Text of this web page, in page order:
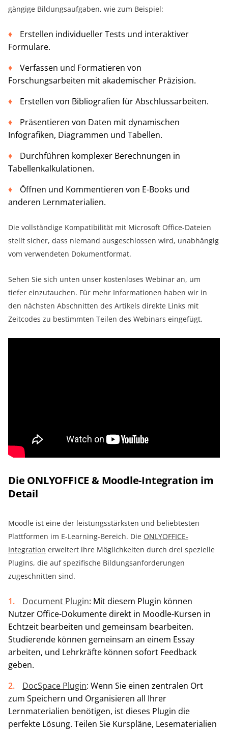
gängige Bildungsaufgaben, wie zum Beispiel:
Erstellen individueller Tests und interaktiver
Formulare.
Verfassen und Formatieren von
Forschungsarbeiten mit akademischer Präzision.
Erstellen von Bibliografien für Abschlussarbeiten.
Präsentieren von Daten mit dynamischen
Infografiken, Diagrammen und Tabellen.
Durchführen komplexer Berechnungen in
Tabellenkalkulationen.
Öffnen und Kommentieren von E-Books und
anderen Lernmaterialien.
Die vollständige Kompatibilität mit Microsoft Office-Dateien
stellt sicher, dass niemand ausgeschlossen wird, unabhängig
vom verwendeten Dokumentformat.
Sehen Sie sich unten unser kostenloses Webinar an, um
tiefer einzutauchen. Für mehr Informationen haben wir in
den nächsten Abschnitten des Artikels direkte Links mit
Zeitcodes zu bestimmten Teilen des Webinars eingefügt.
Die ONLYOFFICE & Moodle-Integration im
Detail
Moodle ist eine der leistungsstärksten und beliebtesten
Plattformen im E-Learning-Bereich. Die ONLYOFFICE-
Integration erweitert ihre Möglichkeiten durch drei spezielle
Plugins, die auf spezifische Bildungsanforderungen
zugeschnitten sind.
Document Plugin: Mit diesem Plugin können
Nutzer Office-Dokumente direkt in Moodle-Kursen in
Echtzeit bearbeiten und gemeinsam bearbeiten.
Studierende können gemeinsam an einem Essay
arbeiten, und Lehrkräfte können sofort Feedback
geben.
DocSpace Plugin: Wenn Sie einen zentralen Ort
zum Speichern und Organisieren all Ihrer
Lernmaterialien benötigen, ist dieses Plugin die
perfekte Lösung. Teilen Sie Kurspläne, Lesematerialien